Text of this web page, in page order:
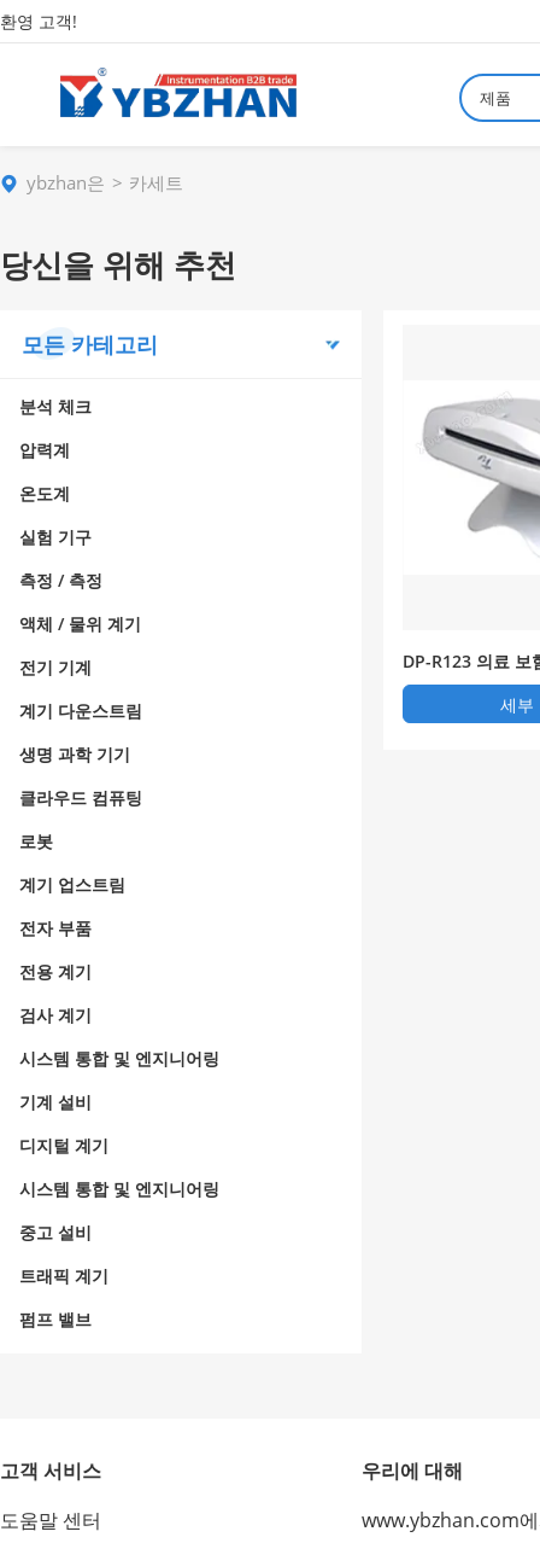
환영 고객!
제품
ybzhan은 카세트
당신을 위해 추천
모든 카테고리
분석 체크
압력계
온도계
실험 기구
측정 / 측정
액체 / 물위 계기
전기 기계
계기 다운스트림
생명 과학 기기
클라우드 컴퓨팅
로봇
계기 업스트림
전자 부품
전용 계기
검사 계기
시스템 통합 및 엔지니어링
기계 설비
디지털 계기
시스템 통합 및 엔지니어링
중고 설비
트래픽 계기
펌프 밸브
DP-R123 의료 보
카드 시트 IC 카드
세부
고객 서비스
도움말 센터
우리에 대해
www.ybzhan.com